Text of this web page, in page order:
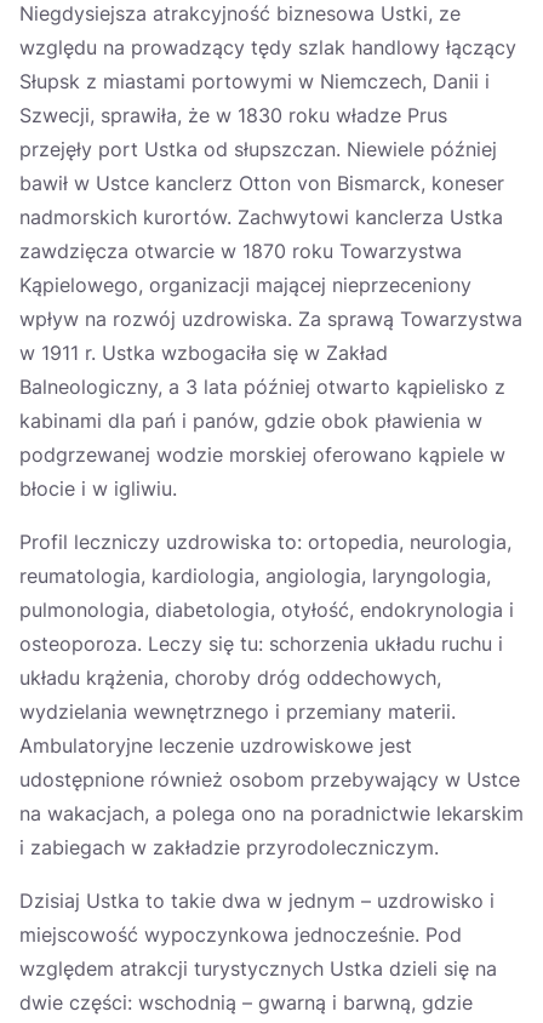
Niegdysiejsza atrakcyjność biznesowa Ustki, ze
względu na prowadzący tędy szlak handlowy łączący
Słupsk z miastami portowymi w Niemczech, Danii i
Szwecji, sprawiła, że w 1830 roku władze Prus
przejęły port Ustka od słupszczan. Niewiele później
bawił w Ustce kanclerz Otton von Bismarck, koneser
nadmorskich kurortów. Zachwytowi kanclerza Ustka
zawdzięcza otwarcie w 1870 roku Towarzystwa
Kąpielowego, organizacji mającej nieprzeceniony
wpływ na rozwój uzdrowiska. Za sprawą Towarzystwa
w 1911 r. Ustka wzbogaciła się w Zakład
Balneologiczny, a 3 lata później otwarto kąpielisko z
kabinami dla pań i panów, gdzie obok pławienia w
podgrzewanej wodzie morskiej oferowano kąpiele w
błocie i w igliwiu.
Profil leczniczy uzdrowiska to: ortopedia, neurologia,
reumatologia, kardiologia, angiologia, laryngologia,
pulmonologia, diabetologia, otyłość, endokrynologia i
osteoporoza. Leczy się tu: schorzenia układu ruchu i
układu krążenia, choroby dróg oddechowych,
wydzielania wewnętrznego i przemiany materii.
Ambulatoryjne leczenie uzdrowiskowe jest
udostępnione również osobom przebywający w Ustce
na wakacjach, a polega ono na poradnictwie lekarskim
i zabiegach w zakładzie przyrodoleczniczym.
Dzisiaj Ustka to takie dwa w jednym – uzdrowisko i
miejscowość wypoczynkowa jednocześnie. Pod
względem atrakcji turystycznych Ustka dzieli się na
dwie części: wschodnią – gwarną i barwną, gdzie